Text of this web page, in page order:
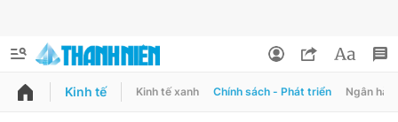
QUẢNG CÁO
Kinh tế Kinh tế xanh Chính sách - Phát triển Ngân